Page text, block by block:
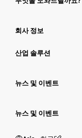
회사 정보
산업 솔루션
뉴스 및 이벤트
뉴스 및 이벤트